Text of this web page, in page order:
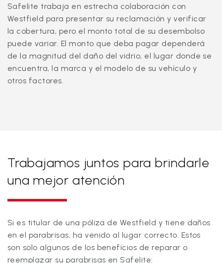
Safelite trabaja en estrecha colaboración con
Westfield para presentar su reclamación y verificar
la cobertura, pero el monto total de su desembolso
puede variar. El monto que deba pagar dependerá
de la magnitud del daño del vidrio, el lugar donde se
encuentra, la marca y el modelo de su vehículo y
otros factores.
Trabajamos juntos para brindarle
una mejor atención
Si es titular de una póliza de Westfield y tiene daños
en el parabrisas, ha venido al lugar correcto. Estos
son solo algunos de los beneficios de reparar o
reemplazar su parabrisas en Safelite: